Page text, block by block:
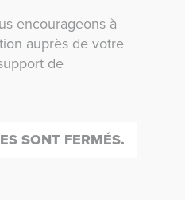
encourageons à
auprès de votre
de
SONT FERMÉS.